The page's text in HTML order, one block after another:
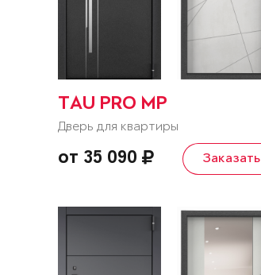
TAU PRO MP
Дверь для квартиры
от 35 090 Заказать